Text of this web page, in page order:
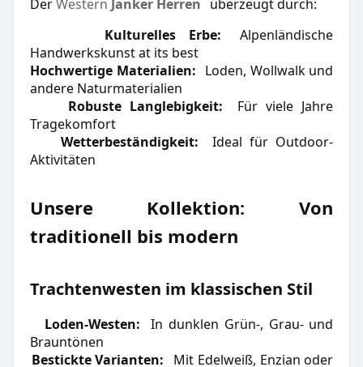
DerWestern Janker Herren überzeugt durch:
Kulturelles Erbe:
Alpenländische
Handwerkskunst at its best
Hochwertige Materialien: Loden, Wollwalk und
andere Naturmaterialien
Robuste Langlebigkeit:
Für viele Jahre
Tragekomfort
Wetterbeständigkeit:
Ideal für Outdoor-
Aktivitäten
Unsere Kollektion: Von
traditionell bis modern
Trachtenwesten im klassischen Stil
Loden-Westen:
In dunklen Grün-, Grau- und
Brauntönen
Bestickte Varianten:
Mit Edelweiß, Enzian oder